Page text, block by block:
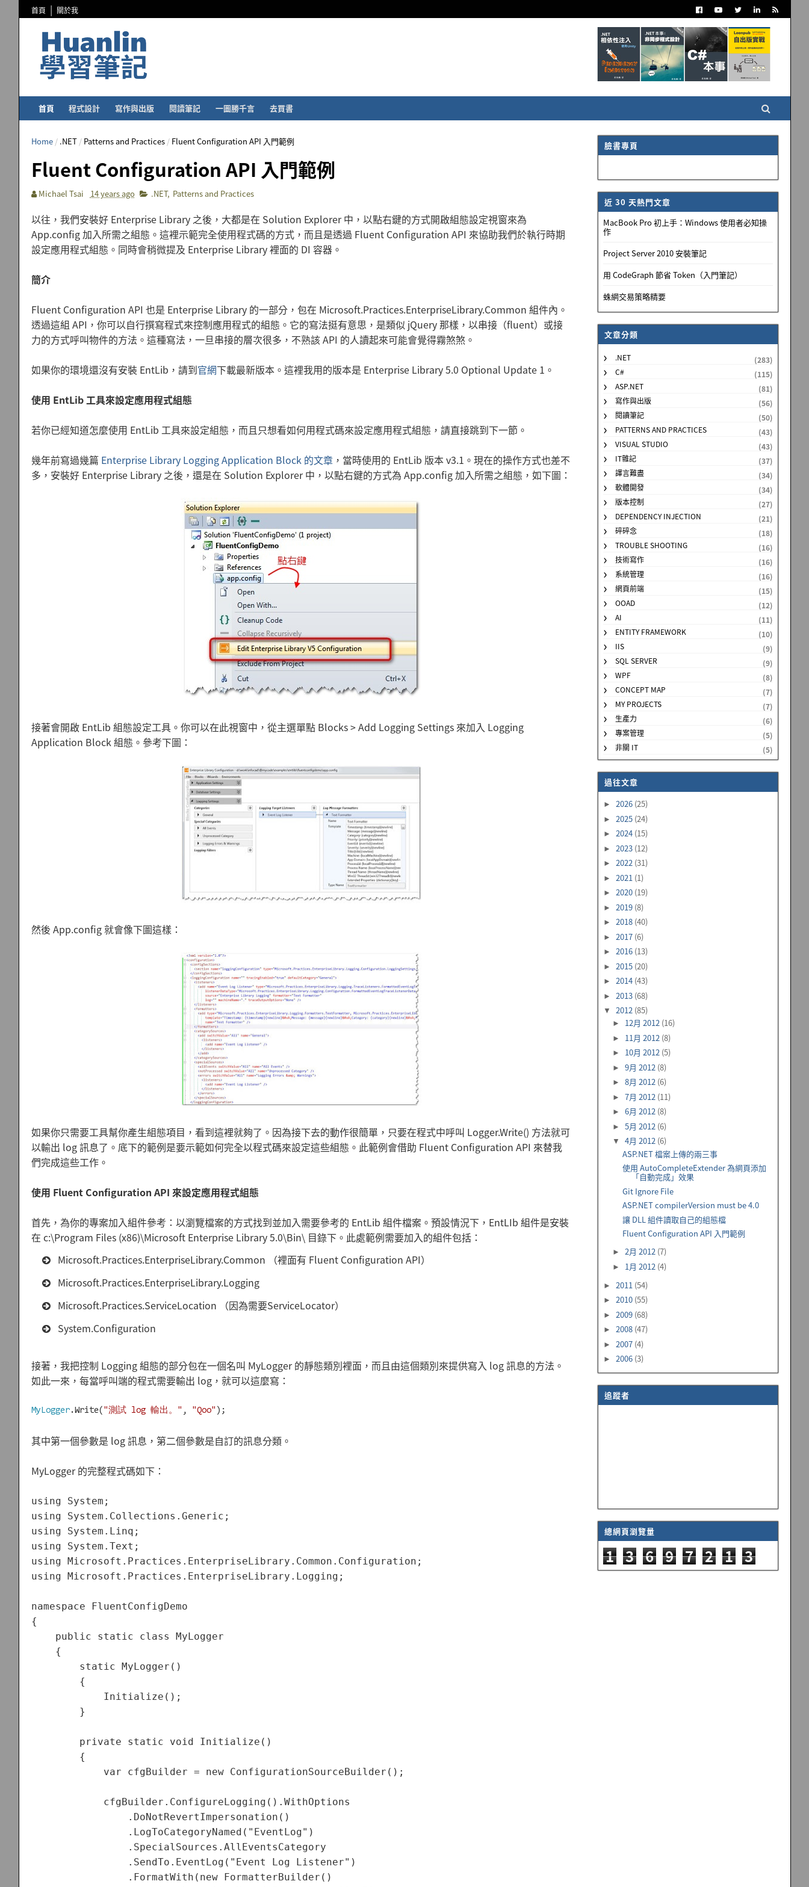
首頁 關於我
首頁 程式設計 寫作與出版 閱讀筆記 一圖勝千言 去買書
Home / .NET / Patterns and Practices / Fluent Configuration API 入門範例
Fluent Configuration API 入門範例
Michael Tsai 14 years ago .NET, Patterns and Practices
以往，我們安裝好 Enterprise Library 之後，大都是在 Solution Explorer 中，以點右鍵的方式開啟組態設定視窗來為
App.config 加入所需之組態。這裡示範完全使用程式碼的方式，而且是透過 Fluent Configuration API 來協助我們於執行時期
設定應用程式組態。同時會稍微提及 Enterprise Library 裡面的 DI 容器。
簡介
Fluent Configuration API 也是 Enterprise Library 的一部分，包在 Microsoft.Practices.EnterpriseLibrary.Common 組件內。
透過這組 API，你可以自行撰寫程式來控制應用程式的組態。它的寫法挺有意思，是類似 jQuery 那樣，以串接（fluent）或接
力的方式呼叫物件的方法。這種寫法，一旦串接的層次很多，不熟該 API 的人讀起來可能會覺得霧煞煞。
如果你的環境還沒有安裝 EntLib，請到官網下載最新版本。這裡我用的版本是 Enterprise Library 5.0 Optional Update 1。
使用 EntLib 工具來設定應用程式組態
若你已經知道怎麼使用 EntLib 工具來設定組態，而且只想看如何用程式碼來設定應用程式組態，請直接跳到下一節。
幾年前寫過幾篇 Enterprise Library Logging Application Block 的文章，當時使用的 EntLib 版本 v3.1。現在的操作方式也差不
多，安裝好 Enterprise Library 之後，還是在 Solution Explorer 中，以點右鍵的方式為 App.config 加入所需之組態，如下圖：
接著會開啟 EntLib 組態設定工具。你可以在此視窗中，從主選單點 Blocks > Add Logging Settings 來加入 Logging
Application Block 組態。參考下圖：
然後 App.config 就會像下圖這樣：
如果你只需要工具幫你產生組態項目，看到這裡就夠了。因為接下去的動作很簡單，只要在程式中呼叫 Logger.Write() 方法就可
以輸出 log 訊息了。底下的範例是要示範如何完全以程式碼來設定這些組態。此範例會借助 Fluent Configuration API 來替我
們完成這些工作。
使用 Fluent Configuration API 來設定應用程式組態
首先，為你的專案加入組件參考：以瀏覽檔案的方式找到並加入需要參考的 EntLib 組件檔案。預設情況下，EntLIb 組件是安裝
在 c:\Program Files (x86)\Microsoft Enterprise Library 5.0\Bin\ 目錄下。此處範例需要加入的組件包括：
Microsoft.Practices.EnterpriseLibrary.Common （裡面有 Fluent Configuration API）
Microsoft.Practices.EnterpriseLibrary.Logging
Microsoft.Practices.ServiceLocation （因為需要ServiceLocator）
System.Configuration
接著，我把控制 Logging 組態的部分包在一個名叫 MyLogger 的靜態類別裡面，而且由這個類別來提供寫入 log 訊息的方法。
如此一來，每當呼叫端的程式需要輸出 log，就可以這麼寫：
MyLogger.Write( "測試 log 輸出。" , "Qoo"
其中第一個參數是 log 訊息，第二個參數是自訂的訊息分類。
MyLogger 的完整程式碼如下：
using System;
using System.Collections.Generic;
using System.Linq;
using System.Text;
using Microsoft.Practices.EnterpriseLibrary.Common.Configuration;
using Microsoft.Practices.EnterpriseLibrary.Logging;
namespace FluentConfigDemo
{
    public static class MyLogger
    {
        static MyLogger()
        {
            Initialize();
        }
        private static void Initialize()
        {
            var cfgBuilder = new ConfigurationSourceBuilder();
            cfgBuilder.ConfigureLogging().WithOptions
                .DoNotRevertImpersonation()
                .LogToCategoryNamed("EventLog")
                .SpecialSources.AllEventsCategory
                .SendTo.EventLog("Event Log Listener")
                .FormatWith(new FormatterBuilder()
臉書專頁
近 30 天熱門文章
MacBook Pro 初上手：Windows 使用者必知操
作
Project Server 2010 安裝筆記
用 CodeGraph 節省 Token（入門筆記）
蛛網交易策略精要
文章分類
.NET
(283)
C#
(115)
ASP.NET
(81)
寫作與出版
(56)
閱讀筆記
(50)
PATTERNS AND PRACTICES
(43)
VISUAL STUDIO
(43)
IT雜記
(37)
譯言難盡
(34)
軟體開發
(34)
版本控制
(27)
DEPENDENCY INJECTION
(21)
碎碎念
(18)
TROUBLE SHOOTING
(16)
技術寫作
(16)
系統管理
(16)
網頁前端
(15)
OOAD
(12)
AI
(11)
ENTITY FRAMEWORK
(10)
IIS
(9)
SQL SERVER
(9)
WPF
(8)
CONCEPT MAP
(7)
MY PROJECTS
(7)
生產力
(6)
專案管理
(5)
非關 IT
(5)
過往文章
► 2026 (25)
► 2025 (24)
► 2024 (15)
► 2023 (12)
► 2022 (31)
► 2021 (1)
► 2020 (19)
► 2019 (8)
► 2018 (40)
► 2017 (6)
► 2016 (13)
► 2015 (20)
► 2014 (43)
► 2013 (68)
▼ 2012 (85)
► 12月 2012 (16)
► 11月 2012 (8)
► 10月 2012 (5)
►9月 2012 (8)
►8月 2012 (6)
►7月 2012 (11)
►6月 2012 (8)
►5月 2012 (6)
▼4月 2012 (6)
ASP.NET 檔案上傳的兩三事
使用 AutoCompleteExtender 為網頁添加
「自動完成」效果
Git Ignore File
ASP.NET compilerVersion must be 4.0
讓 DLL 組件讀取自己的組態檔
Fluent Configuration API 入門範例
►2月 2012 (7)
► 1月 2012 (4)
► 2011 (54)
► 2010 (55)
► 2009 (68)
► 2008 (47)
► 2007 (4)
► 2006 (3)
追蹤者
總網頁瀏覽量
1 3 6 9 7 2 1 3